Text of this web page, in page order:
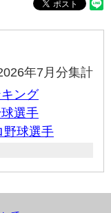
年7月分集計
ング
選手
野球選手